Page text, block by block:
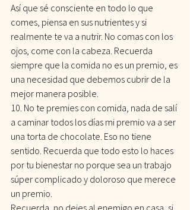
Así que sé consciente en todo lo que
comes, piensa en sus nutrientes y si
realmente te va a nutrir. No comas con los
ojos, come con la cabeza. Recuerda
siempre que la comida no es un premio, es
una necesidad que debemos cubrir de la
mejor manera posible.
10. No te premies con comida, nada de salí
a caminar todos los días mi premio va a ser
una torta de chocolate. Eso no tiene
sentido. Recuerda que todo esto lo haces
por tu bienestar no porque sea un trabajo
súper complicado y doloroso que merece
un premio.
Recuerda, no dejes al enemigo en casa, si